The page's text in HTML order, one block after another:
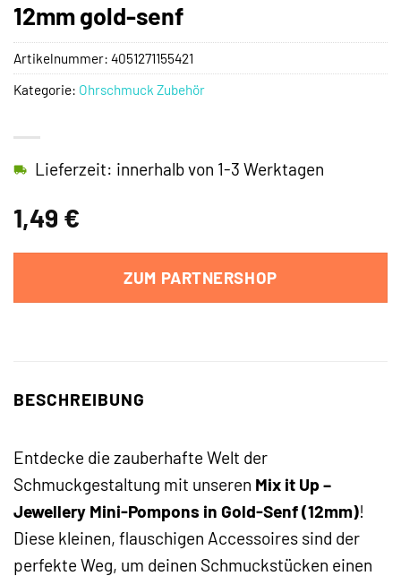
12mm gold-senf
1,49 €
Lieferzeit: innerhalb von 1-3 Werktagen
ZUM PARTNERSHOP
Artikelnummer: 4051271155421
Kategorie: Ohrschmuck Zubehör
BESCHREIBUNG
Entdecke die zauberhafte Welt der
Schmuckgestaltung mit unseren Mix it Up –
Jewellery Mini-Pompons in Gold-Senf (12mm)!
Diese kleinen, flauschigen Accessoires sind der
perfekte Weg, um deinen Schmuckstücken einen